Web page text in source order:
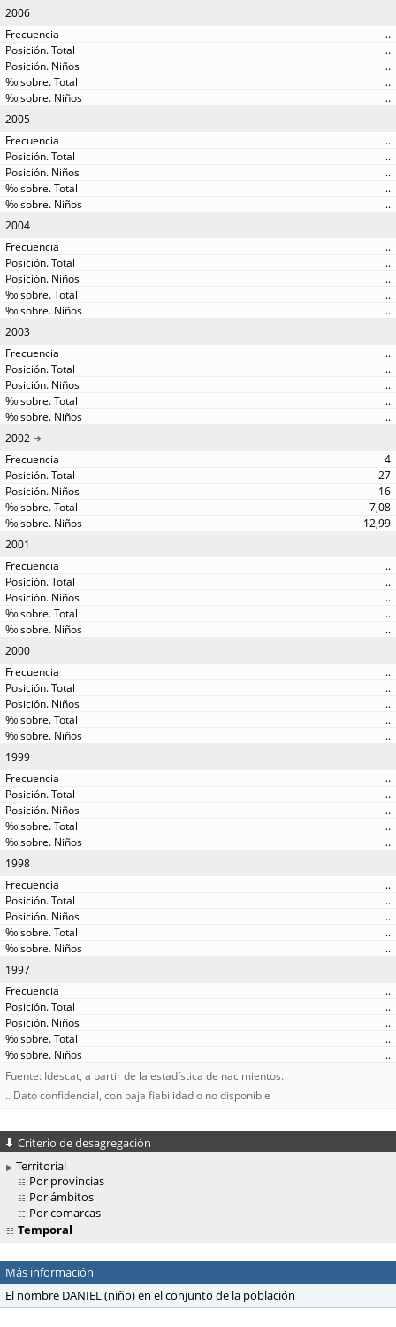
2006
..
..
..
..
..
2005
..
..
..
..
..
2004
..
..
..
..
..
2003
..
..
..
..
..
2002
4
27
16
7,08
12,99
2001
..
..
..
..
..
2000
..
..
..
..
..
1999
..
..
..
..
..
1998
..
..
..
..
..
1997
..
..
..
..
..
Fuente: Idescat, a partir de la estadística de nacimientos.
.. Dato confidencial, con baja fiabilidad o no disponible
Criterio de desagregación
Territorial
Por provincias
Por ámbitos
Por comarcas
Temporal
Más información
El nombre DANIEL (niño) en el conjunto de la población